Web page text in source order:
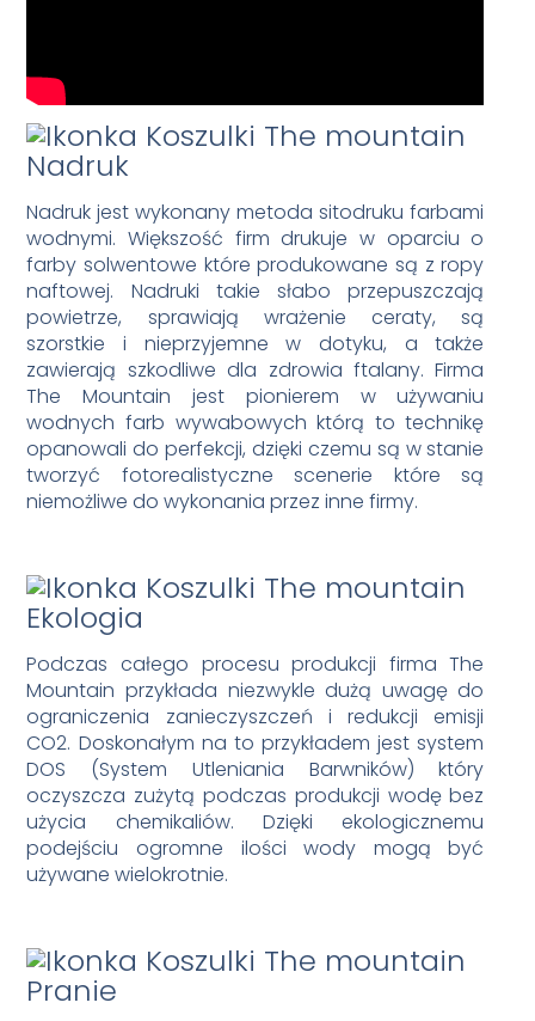
Nadruk
Nadruk jest wykonany metoda sitodruku farbami
wodnymi. Większość firm drukuje w oparciu o
farby solwentowe które produkowane są z ropy
naftowej. Nadruki takie słabo przepuszczają
powietrze, sprawiają wrażenie ceraty, są
szorstkie i nieprzyjemne w dotyku, a także
zawierają szkodliwe dla zdrowia ftalany. Firma
The Mountain jest pionierem w używaniu
wodnych farb wywabowych którą to technikę
opanowali do perfekcji, dzięki czemu są w stanie
tworzyć fotorealistyczne scenerie które są
niemożliwe do wykonania przez inne firmy.
Ekologia
Podczas całego procesu produkcji firma The
Mountain przykłada niezwykle dużą uwagę do
ograniczenia zanieczyszczeń i redukcji emisji
CO2. Doskonałym na to przykładem jest system
DOS (System Utleniania Barwników) który
oczyszcza zużytą podczas produkcji wodę bez
użycia chemikaliów. Dzięki ekologicznemu
podejściu ogromne ilości wody mogą być
używane wielokrotnie.
Pranie